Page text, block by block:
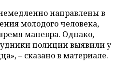
направлены в
молодого человека,
маневра. Однако,
полиции выявили у
– сказано в материале.